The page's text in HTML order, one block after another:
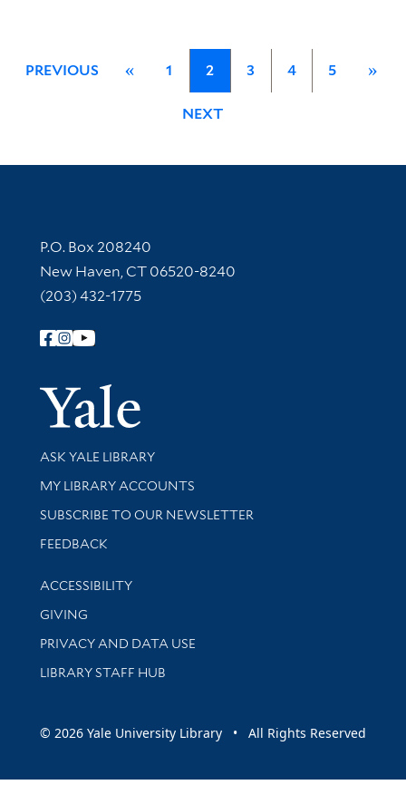
PREVIOUS « 1 2 3 4 5 »
NEXT
Contact Information
P.O. Box 208240
New Haven, CT 06520-8240
(203) 432-1775
Follow Yale Library
Yale
Library Services
ASK YALE LIBRARY
Get research help and support
MY LIBRARY ACCOUNTS
SUBSCRIBE TO OUR NEWSLETTER
Stay updated with library news and events
FEEDBACK
Library Information
ACCESSIBILITY
GIVING
PRIVACY AND DATA USE
LIBRARY STAFF HUB
© 2026 Yale University Library • All Rights Reserved